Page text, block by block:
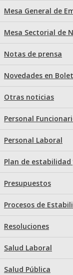
Mesa General de
Mesa Sectorial de
Notas de prensa
Novedades en
Otras noticias
Personal
Personal Laboral
Plan de
Presupuestos
Procesos de
Resoluciones
Salud Laboral
Salud Pública